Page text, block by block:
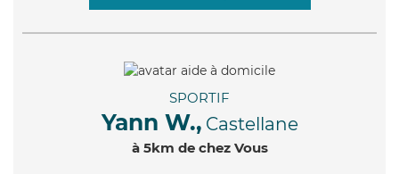
SPORTIF
Yann W., Castellane
à 5km de chez Vous